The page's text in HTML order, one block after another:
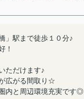
」駅まで徒歩１０分♪
！
ただけます♪
広がる間取り☆
内と周辺環境充実です◎